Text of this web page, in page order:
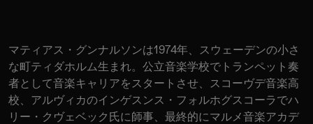
マティアス・グンナルソンは1974年、スウェーデンの小さ
な町ティダホルム生まれ。公立音楽学校でトランペット奏
者として音楽キャリアをスタートさせ、スコーヴデ音楽高
校、アルヴィカのインゲスンス・フォルホグスコーラでハ
リー・クヴェベック氏に師事、最終的にマルメ音楽アカデ